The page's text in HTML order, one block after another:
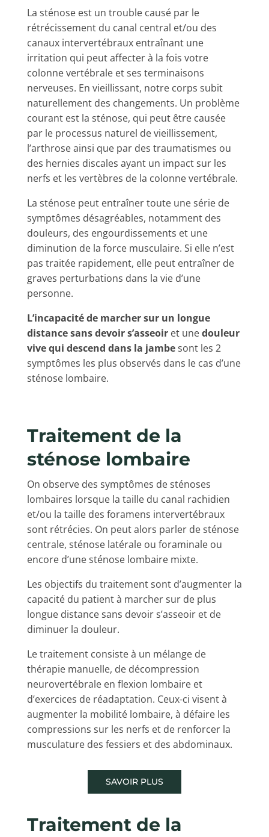
La sténose est un trouble causé par le
rétrécissement du canal central et/ou des
canaux intervertébraux entraînant une
irritation qui peut affecter à la fois votre
colonne vertébrale et ses terminaisons
nerveuses. En vieillissant, notre corps subit
naturellement des changements. Un problème
courant est la sténose, qui peut être causée
par le processus naturel de vieillissement,
l’arthrose ainsi que par des traumatismes ou
des hernies discales ayant un impact sur les
nerfs et les vertèbres de la colonne vertébrale.
La sténose peut entraîner toute une série de
symptômes désagréables, notamment des
douleurs, des engourdissements et une
diminution de la force musculaire. Si elle n’est
pas traitée rapidement, elle peut entraîner de
graves perturbations dans la vie d’une
personne.
L’incapacité de marcher sur un longue
distance sans devoir s’asseoiret unedouleur
vive qui descend dans la jambesont les 2
symptômes les plus observés dans le cas d’une
sténose lombaire.
Traitement de la
sténose lombaire
On observe des symptômes de sténoses
lombaires lorsque la taille du canal rachidien
et/ou la taille des foramens intervertébraux
sont rétrécies. On peut alors parler de sténose
centrale, sténose latérale ou foraminale ou
encore d’une sténose lombaire mixte.
Les objectifs du traitement sont d’augmenter la
capacité du patient à marcher sur de plus
longue distance sans devoir s’asseoir et de
diminuer la douleur.
Le traitement consiste à un mélange de
thérapie manuelle, de décompression
neurovertébrale en flexion lombaire et
d’exercices de réadaptation. Ceux-ci visent à
augmenter la mobilité lombaire, à défaire les
compressions sur les nerfs et de renforcer la
musculature des fessiers et des abdominaux.
SAVOIR PLUS
Traitement de la